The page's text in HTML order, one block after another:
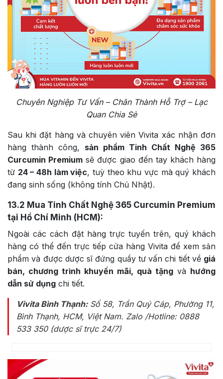
Chuyên Nghiệp Tư Vấn – Chân Thành Hỗ Trợ – Lạc
Quan Chia Sẻ
Sau khi đặt hàng và chuyên viên Vivita xác nhận đơn
hàng thành công, sản phẩm Tinh Chất Nghệ 365
Curcumin Premium sẽ được giao đến tay khách hàng
từ 24 – 48h làm việc, tuỳ theo khu vực mà quý khách
đang sinh sống (không tính Chủ Nhật).
13.2 Mua Tinh Chất Nghệ 365 Curcumin Premium
tại Hồ Chí Minh (HCM):
Ngoài các cách đặt hàng trực tuyến trên, quý khách
hàng có thể đến trực tiếp cửa hàng Vivita để xem sản
phẩm và được dược sĩ đứng quầy tư vấn chi tiết về giá
bán, chương trình khuyến mãi, quà tặng và hướng
dẫn sử dụng chi tiết.
Vivita Bình Thạnh:Số 58, Trần Quý Cáp, Phường 11,
Bình Thạnh, HCM, Việt Nam. Zalo /Hotline: 0888
533 350 (dược sĩ trực 24/7)